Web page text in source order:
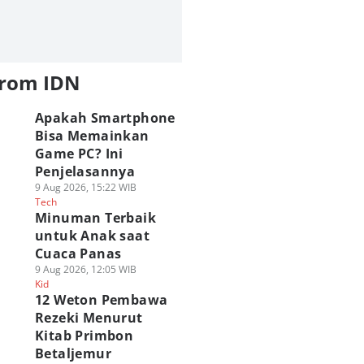
IDN
Apakah Smartphone
Bisa Memainkan
Game PC? Ini
Penjelasannya
9 Aug 2026, 15:22 WIB
Tech
Minuman Terbaik
untuk Anak saat
Cuaca Panas
9 Aug 2026, 12:05 WIB
Kid
12 Weton Pembawa
Rezeki Menurut
Kitab Primbon
Betaljemur